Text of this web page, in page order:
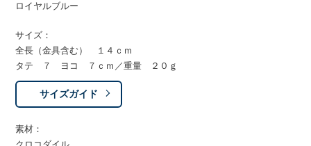
ロイヤルブルー
サイズ：
全長（金具含む） １４ｃｍ
タテ ７ ヨコ ７ｃｍ／重量 ２０ｇ
サイズガイド
素材：